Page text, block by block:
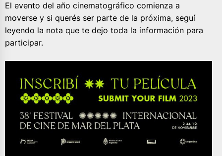
El evento del año cinematográfico comienza a
moverse y si querés ser parte de la próxima, seguí
leyendo la nota que te dejo toda la información para
participar.